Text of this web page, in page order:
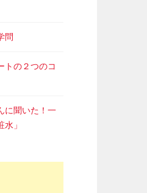
問
トの２つのコ
に聞いた！一
」